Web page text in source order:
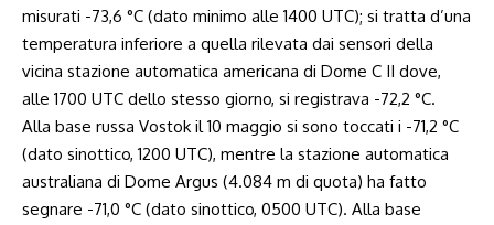
misurati -73,6 °C (dato minimo alle 1400 UTC); si tratta d’una
temperatura inferiore a quella rilevata dai sensori della
vicina stazione automatica americana di Dome C II dove,
alle 1700 UTC dello stesso giorno, si registrava -72,2 °C.
Alla base russa Vostok il 10 maggio si sono toccati i -71,2 °C
(dato sinottico, 1200 UTC), mentre la stazione automatica
australiana di Dome Argus (4.084 m di quota) ha fatto
segnare -71,0 °C (dato sinottico, 0500 UTC). Alla base